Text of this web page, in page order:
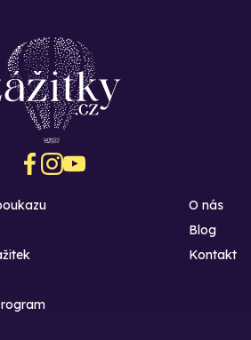
O nás
Blog
Kontakt